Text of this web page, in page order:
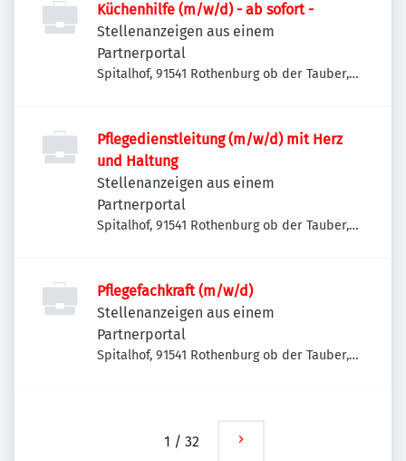
Küchenhilfe (m/w/d) - ab sofort -
Stellenanzeigen aus einem
Partnerportal
Spitalhof, 91541 Rothenburg ob der Tauber,
Pflegedienstleitung (m/w/d) mit Herz
und Haltung
Stellenanzeigen aus einem
Partnerportal
Spitalhof, 91541 Rothenburg ob der Tauber,
Pflegefachkraft (m/w/d)
Stellenanzeigen aus einem
Partnerportal
Spitalhof, 91541 Rothenburg ob der Tauber,
1 / 32